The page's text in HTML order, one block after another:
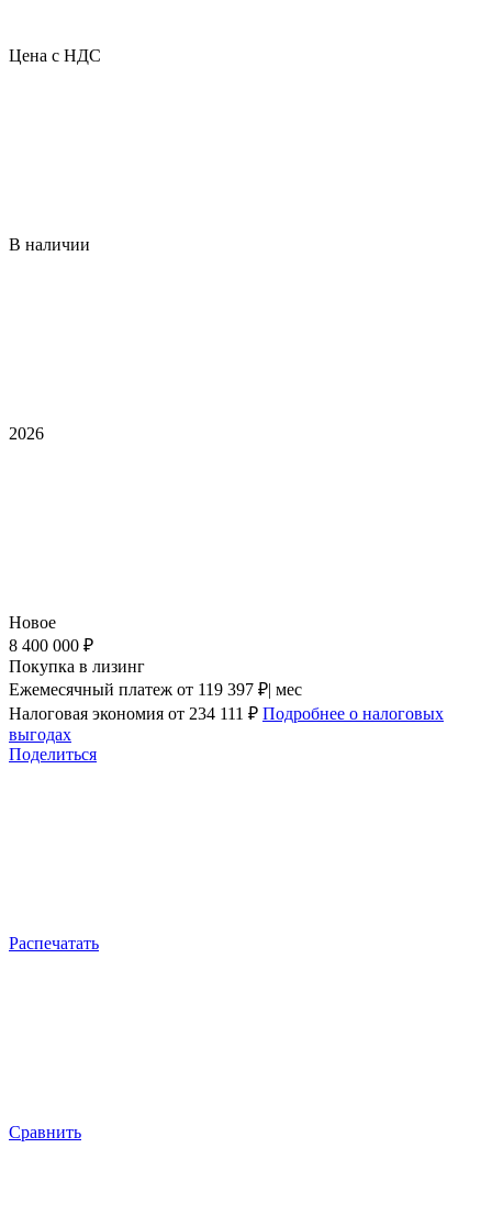
Цена с НДС
В наличии
2026
Новое
8 400 000 ₽
Покупка в лизинг
Ежемесячный платеж от 119 397 ₽| мес
Налоговая экономия от 234 111 ₽ Подробнее о налоговых
выгодах
Поделиться
Распечатать
Сравнить